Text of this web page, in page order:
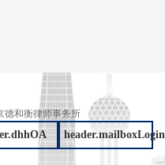
德和衡律师事务所
header.mailboxLogin